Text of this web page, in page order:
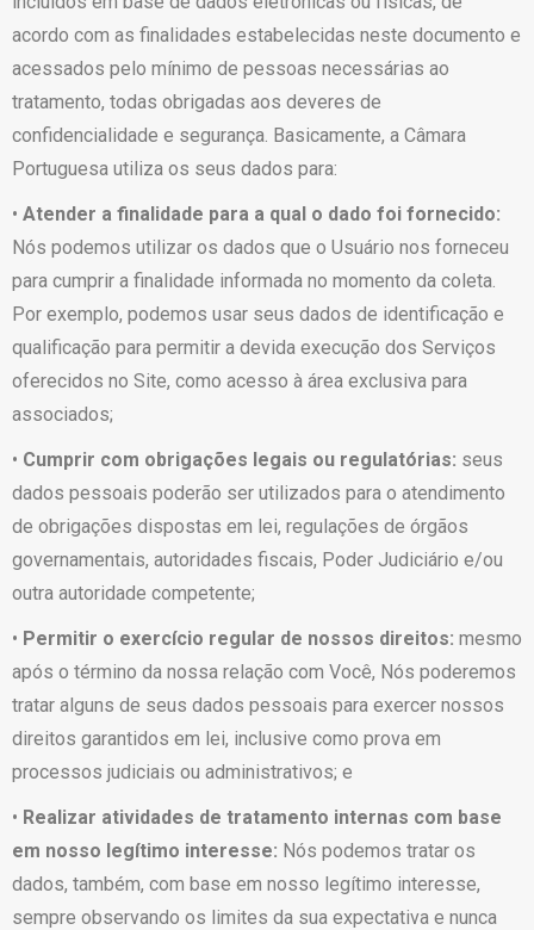
acordo com as finalidades estabelecidas neste documento e
acessados pelo mínimo de pessoas necessárias ao
tratamento, todas obrigadas aos deveres de
confidencialidade e segurança. Basicamente, a Câmara
Portuguesa utiliza os seus dados para:
• Atender a finalidade para a qual o dado foi fornecido:
Nós podemos utilizar os dados que o Usuário nos forneceu
para cumprir a finalidade informada no momento da coleta.
Por exemplo, podemos usar seus dados de identificação e
qualificação para permitir a devida execução dos Serviços
oferecidos no Site, como acesso à área exclusiva para
associados;
• Cumprir com obrigações legais ou regulatórias: seus
dados pessoais poderão ser utilizados para o atendimento
de obrigações dispostas em lei, regulações de órgãos
governamentais, autoridades fiscais, Poder Judiciário e/ou
outra autoridade competente;
• Permitir o exercício regular de nossos direitos: mesmo
após o término da nossa relação com Você, Nós poderemos
tratar alguns de seus dados pessoais para exercer nossos
direitos garantidos em lei, inclusive como prova em
processos judiciais ou administrativos; e
• Realizar atividades de tratamento internas com base
em nosso legítimo interesse: Nós podemos tratar os
dados, também, com base em nosso legítimo interesse,
sempre observando os limites da sua expectativa e nunca